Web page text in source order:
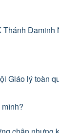
Thánh Đaminh
Giáo lý toàn